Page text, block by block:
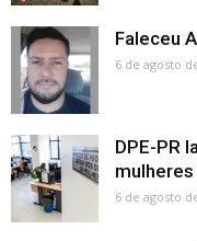
Faleceu
6 de agosto
DPE-PR
6 de agosto